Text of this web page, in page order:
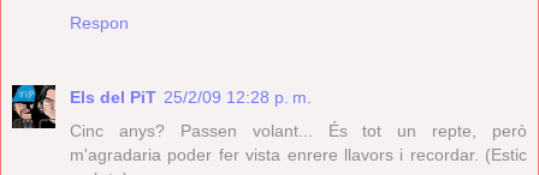
Respon
Els del PiT 25/2/09 12:28 p. m.
Cinc anys? Passen volant... És tot un repte, però
m'agradaria poder fer vista enrere llavors i recordar. (Estic